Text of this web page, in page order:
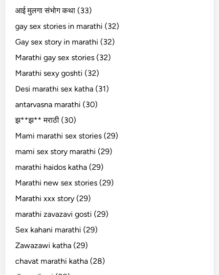
आई मुलगा संभोग कथा (33)
gay sex stories in marathi (32)
Gay sex story in marathi (32)
Marathi gay sex stories (32)
Marathi sexy goshti (32)
Desi marathi sex katha (31)
antarvasna marathi (30)
झ**झ** मराठी (30)
Mami marathi sex stories (29)
mami sex story marathi (29)
marathi haidos katha (29)
Marathi new sex stories (29)
Marathi xxx story (29)
marathi zavazavi gosti (29)
Sex kahani marathi (29)
Zawazawi katha (29)
chavat marathi katha (28)